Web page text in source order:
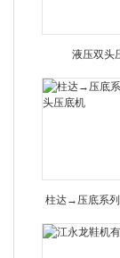
液压双头
柱达→压底系
压底